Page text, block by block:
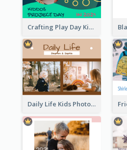
Crafting Play Day Kids Photo Book
Daily Life Kids Photo Book